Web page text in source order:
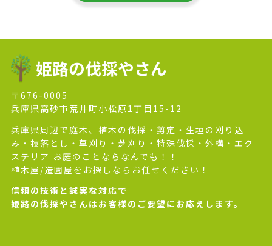
姫路の伐採やさん
〒676-0005
兵庫県高砂市荒井町小松原1丁目15-12
兵庫県周辺で庭木、植木の伐採・剪定・生垣の刈り込
み・枝落とし・草刈り・芝刈り・特殊伐採・外構・エク
ステリア お庭のことならなんでも！！
植木屋/造園屋をお探しならお任せください！
信頼の技術と誠実な対応で
姫路の伐採やさんはお客様のご要望にお応えします。